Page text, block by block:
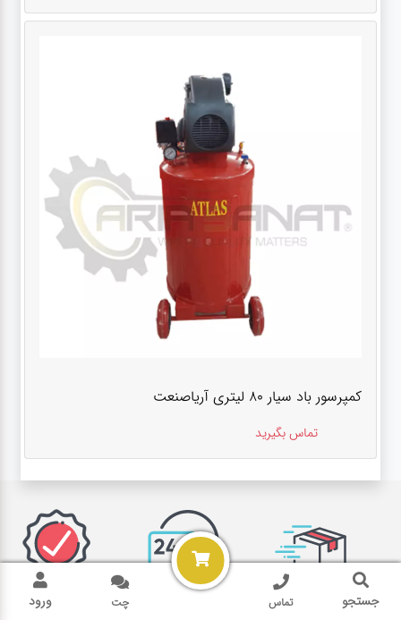
کمپرسور باد سیار 80 لیتری آریاصنعت
تماس بگیرید
ضمانت اصالت
جستجو تماس چت ورود